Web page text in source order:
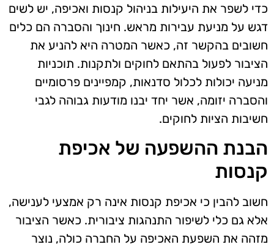
כדי לשפר את היעילות בניהול קנסות ואכיפה, יש לשים
דגש על מניעת עבירות מראש. חינוך והסברה הם כלים
חשובים בהקשר זה, כאשר המטרה היא להניע את
הציבור לפעול בהתאם לחוקים ולתקנות. תוכניות
מניעה יכולות לכלול סדנאות, קמפיינים פרסומיים
והסברה יזומה, אשר יחד יבנו מודעות גבוהה לגבי
חשיבות הציות לחוקים.
הבנת ההשפעה של אכיפת
קנסות
חשוב להבין כי אכיפת קנסות אינה רק אמצעי לענישה,
אלא גם כלי לשיפור התנהגות ציבורית. כאשר הציבור
מזהה את השפעת האכיפה על החברה כולה, נוצר